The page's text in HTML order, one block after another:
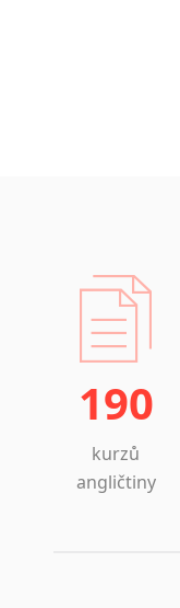
190
kurzů
angličtiny